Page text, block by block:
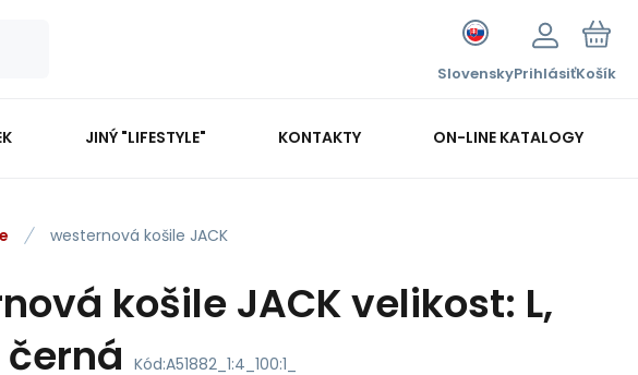
SlovenskyPrihlásiťKošík
JINÝ "LIFESTYLE" KONTAKTY ON-LINE KATALOGY
westernová košile JACK
košile JACK velikost: L,
Kód:A51882_1:4_100:1_